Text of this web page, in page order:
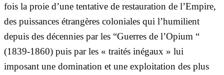
fois la proie d’une tentative de restauration de l’Empire,
des puissances étrangères coloniales qui l’humilient
depuis des décennies par les “Guerres de l’Opium “
(1839-1860) puis par les « traités inégaux » lui
imposant une domination et une exploitation des plus